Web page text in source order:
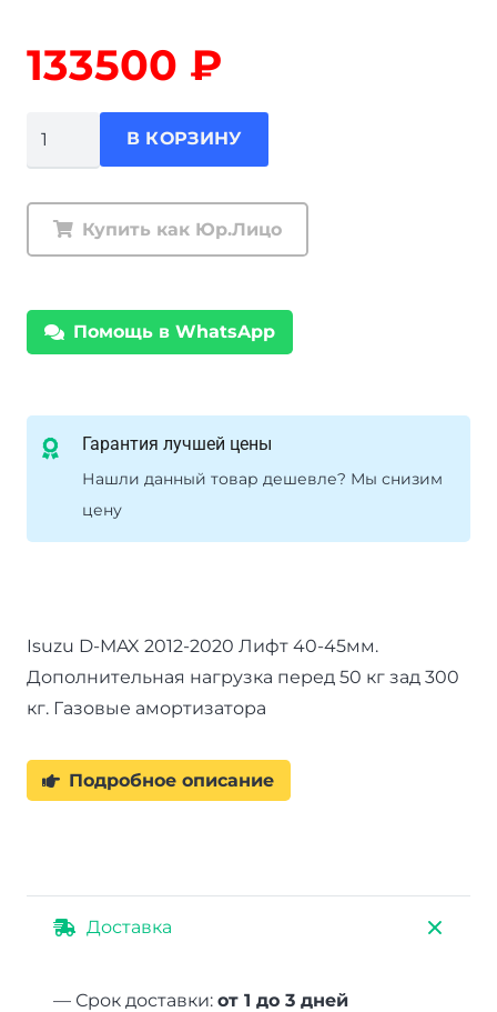
133500 ₽
подвески
Ironman
D-
MAX
Nitro
зад
до
300
лифт
В КОРЗИНУ
Купить как Юр.Лицо
Помощь в WhatsApp
Гарантия лучшей цены
Нашли данный товар дешевле? Мы снизим
цену
Isuzu D-MAX 2012-2020 Лифт 40-45мм.
Дополнительная нагрузка перед 50 кг зад 300
кг. Газовые амортизатора
Подробное описание
Доставка
— Срок доставки: от 1 до 3 дней